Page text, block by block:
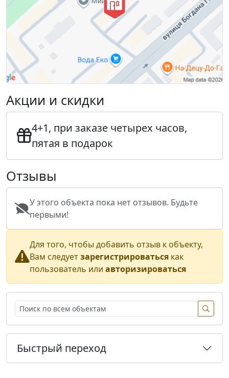
Акции и скидки
4+1, при заказе четырех часов,
пятая в подарок
Отзывы
У этого объекта пока нет отзывов. Будьте
первыми!
Для того, чтобы добавить отзыв к объекту,
Вам следуетзарегистрироваться как
пользователь или авторизироваться
Быстрый переход